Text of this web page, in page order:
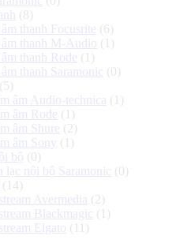
(8)
thanh Focusrite (6)
âm thanh M-Audio (1)
thanh Rode (1)
thanh Saramonic (0)
(5)
âm Audio-technica (1)
âm Rode (1)
âm Shure (2)
âm Sony (1)
bộ (0)
lạc nội bộ Saramonic (0)
(14)
Avermedia (2)
Blackmagic (1)
Elgato (11)